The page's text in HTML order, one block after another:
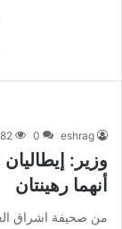
eshrag
0
82
وزير:
أنهما رهينتان